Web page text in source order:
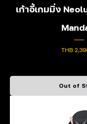
เก้าอี้เกมมิ่ง
Price
THB
Out of